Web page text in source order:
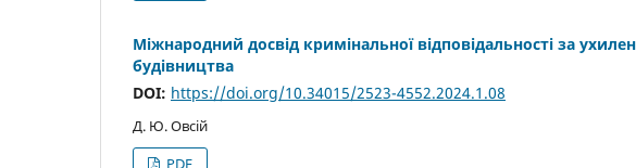
Міжнародний досвід кримінальної відповідальності за
будівництва
DOI: https://doi.org/10.34015/2523-4552.2024.1.08
Д. Ю. Овсій
PDF